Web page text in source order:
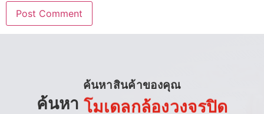
ค้นหาสินค้าของคุณ
ค้นหา โมเดลกล้องวงจรปิด